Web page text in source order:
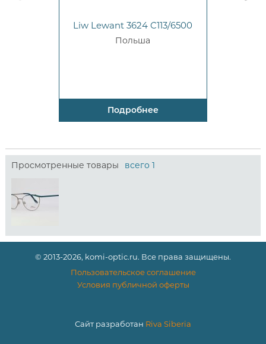
Liw Lewant 3624 C113/6500
Польша
Подробнее
Просмотренные товары всего 1
© 2013-2026, komi-optic.ru. Все права защищены.
Пользовательское соглашение
Условия публичной оферты
Сайт разработан Riva Siberia